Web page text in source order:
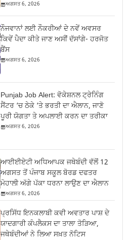
ਅਗਸਤ 6, 2026
ਨੌਜਵਾਨਾਂ ਲਈ ਨੌਕਰੀਆਂ ਦੇ ਨਵੇਂ ਅਵਸਰ
ਕਿਵੇਂ ਪੈਦਾ ਕੀਤੇ ਜਾਣ ਅਸੀਂ ਦੱਸਾਂਗੇ- ਹਰਜੋਤ
ਬੈਂਸ
ਅਗਸਤ 6, 2026
Punjab Job Alert: ਵੋਕੇਸ਼ਨਲ ਟ੍ਰੇਨਿੰਗ
ਸੈਂਟਰ ‘ਚ ਠੇਕੇ ‘ਤੇ ਭਰਤੀ ਦਾ ਐਲਾਨ, ਜਾਣੋ
ਪੂਰੀ ਯੋਗਤਾ ਤੇ ਅਪਲਾਈ ਕਰਨ ਦਾ ਤਰੀਕਾ
ਅਗਸਤ 6, 2026
ਆਈਈਏਟੀ ਅਧਿਆਪਕ ਜਥੇਬੰਦੀ ਵੱਲੋਂ 12
ਅਗਸਤ ਤੋਂ ਪੰਜਾਬ ਸਕੂਲ ਬੋਰਡ ਦਫਤਰ
ਮੋਹਾਲੀ ਅੱਗੇ ਪੱਕਾ ਧਰਨਾ ਲਾਉਣ ਦਾ ਐਲਾਨ
ਅਗਸਤ 6, 2026
ਪ੍ਰਸਿੱਧ ਇਨਕਲਾਬੀ ਕਵੀ ਅਵਤਾਰ ਪਾਸ਼ ਦੇ
ਯਾਦਗਾਰੀ ਕੰਪਲੈਕਸ ਦਾ ਤਾਲਾ ਤੋੜਿਆ,
ਜਥੇਬੰਦੀਆਂ ਨੇ ਲਿਆ ਸਖ਼ਤ ਨੋਟਿਸ